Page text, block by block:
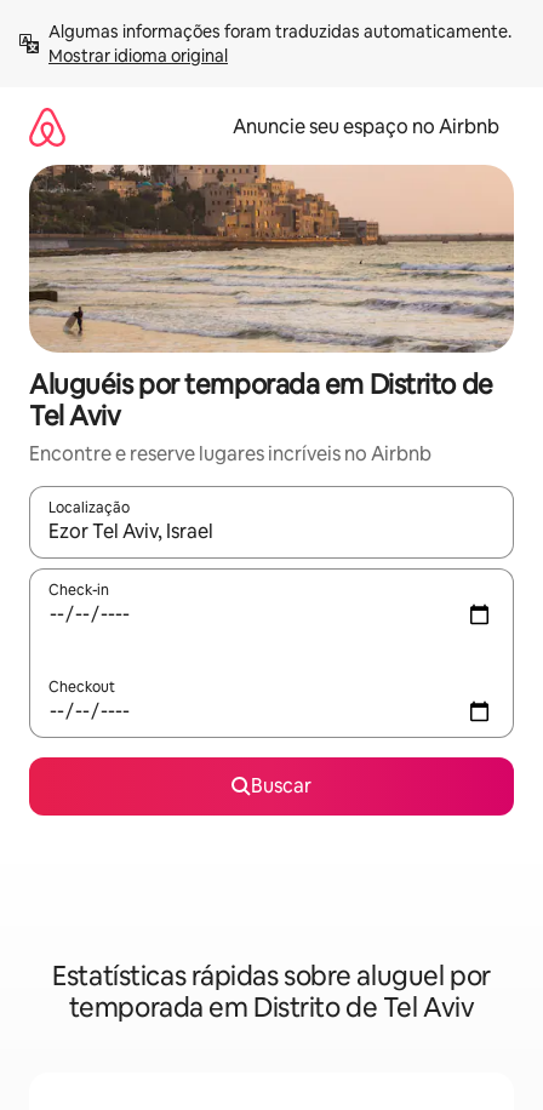
para
Mostrar idioma original
Anuncie seu espaço no Airbnb
Aluguéis por temporada em Distrito de
Tel Aviv
Encontre e reserve lugares incríveis no Airbnb
Localização
Quando os resultados estiverem disponíveis, explore-os
Check-in
Checkout
Buscar
Estatísticas rápidas sobre aluguel por
temporada em Distrito de Tel Aviv